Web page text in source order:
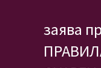
заява